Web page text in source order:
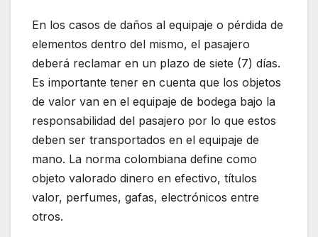
En los casos de daños al equipaje o pérdida de
elementos dentro del mismo, el pasajero
deberá reclamar en un plazo de siete (7) días.
Es importante tener en cuenta que los objetos
de valor van en el equipaje de bodega bajo la
responsabilidad del pasajero por lo que estos
deben ser transportados en el equipaje de
mano. La norma colombiana define como
objeto valorado dinero en efectivo, títulos
valor, perfumes, gafas, electrónicos entre
otros.